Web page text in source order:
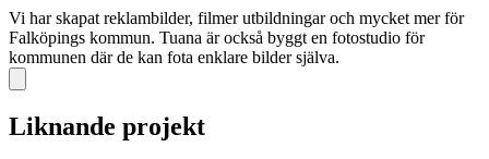
Vi har skapat reklambilder, filmer utbildningar och mycket mer för
Falköpings kommun. Tuana är också byggt en fotostudio för
kommunen där de kan fota enklare bilder själva.
Liknande projekt